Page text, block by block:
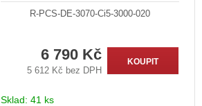
R-PCS-DE-3070-Ci5-3000-020
6 790 Kč
5 612 Kč bez DPH
KOUPIT
Sklad: 41 ks